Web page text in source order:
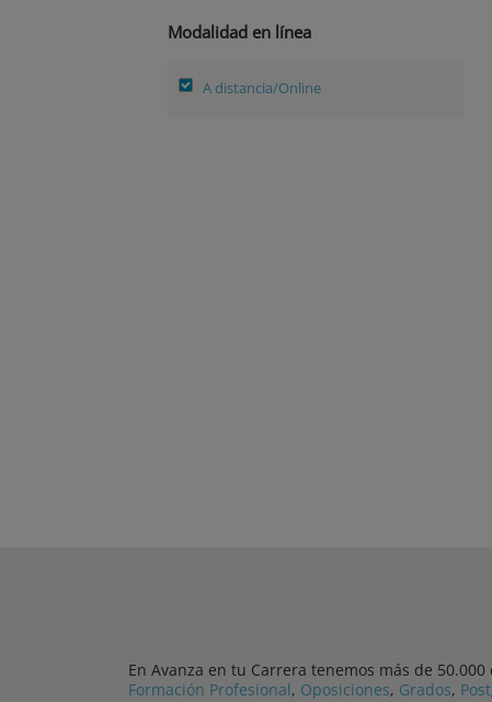
Modalidad en línea
A distancia/Online
En Avanza en tu Carrera tenemos más de
Formación Profesional, Oposiciones, Grados,